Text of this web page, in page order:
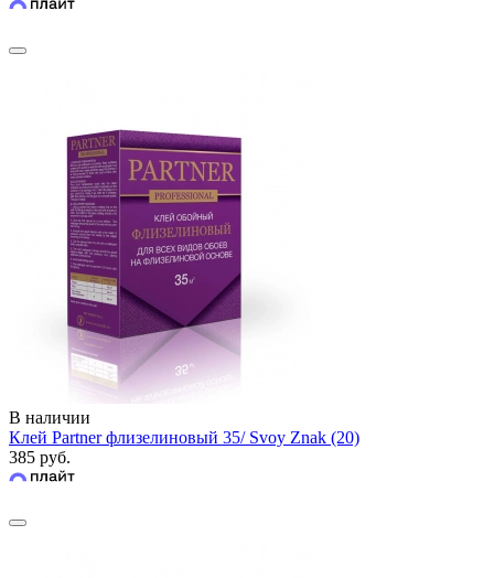
В наличии
Клей Partner флизелиновый 35/ Svoy Znak (20)
385 руб.